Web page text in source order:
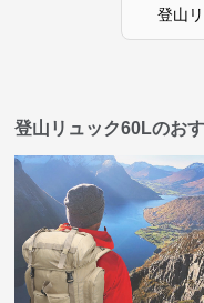
登山
登山リュック60Lのお